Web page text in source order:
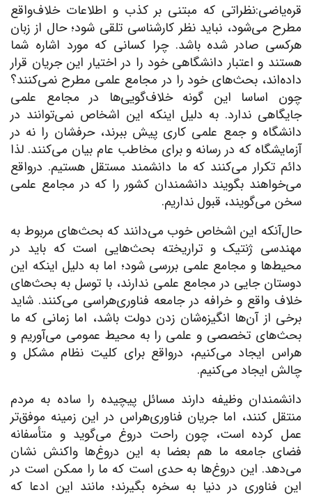
قره‌یاضی:نظراتی که مبتنی بر کذب و اطلاعات خلاف‌واقع
مطرح می‌شود، نباید نظر کارشناسی تلقی شود؛ حال از زبان
هرکسی صادر شده باشد. چرا کسانی که مورد اشاره شما
هستند و اعتبار دانشگاهی خود را در اختیار این جریان قرار
داده‌اند، بحث‌های خود را در مجامع علمی مطرح نمی‌کنند؟
چون اساسا این گونه خلا‌ف‌گویی‌ها در مجامع علمی
جایگاهی ندارد. به دلیل اینکه این اشخاص نمی‌توانند در
دانشگاه و جمع علمی کاری پیش ببرند، حرفشان را نه در
آزمایشگاه که در رسانه و برای مخاطب عام بیان می‌کنند. لذا
دائم تکرار می‌کنند که ما دانشمند مستقل هستیم. درواقع
می‌خواهند بگویند دانشمندان کشور را که در مجامع علمی
سخن می‌گویند، قبول نداریم.
حال‌آنکه این اشخاص خوب می‌دانند که بحث‌های مربوط به
مهندسی ژنتیک و تراریخته بحث‌هایی است که باید در
محیط‌ها و مجامع علمی بررسی شود؛ اما به دلیل اینکه این
دوستان جایی در مجامع علمی ندارند، با توسل به بحث‌های
خلاف واقع و خرافه در جامعه فناوری‌هراسی می‌کنند. شاید
برخی از آن‌ها انگیزه‌شان زدن دولت باشد، اما زمانی که ما
بحث‌های تخصصی و علمی را به محیط عمومی می‌آوریم و
هراس ایجاد می‌کنیم، درواقع برای کلیت نظام مشکل و
چالش ایجاد می‌کنیم.
دانشمندان وظیفه دارند مسائل پیچیده را ساده به مردم
منتقل کنند، اما جریان فناوری‌هراس در این زمینه موفق‌تر
عمل کرده است، چون راحت دروغ می‌گوید و متأسفانه
فضای جامعه ما هم بعضا به این دروغ‌ها واکنش نشان
می‌دهد. این دروغ‌ها به حدی است که ما را ممکن است در
این فناوری در دنیا به سخره بگیرند؛ مانند این ادعا که